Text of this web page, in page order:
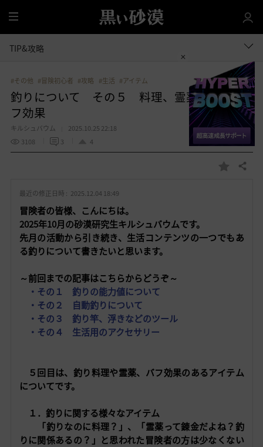
全
体
TIP&攻略
#その他 #冒険初心者 #攻略 #生活 #アイテム
釣りについて その５ 料理、霊薬によるバ
フ効果
キルシュバウム
2025.10.25 22:18
3108
3 4
お 共有する
最近の修正日時 : 2025.12.04 18:49
冒険者の皆様、こんにちは。
2025年10月の砂漠研究生キルシュバウムです。
先月の活動から引き続き、生活コンテンツの一つでもあ
る釣りについて書きたいと思います。
～前回までの記事はこちらからどうぞ～
・その１ 釣りの能力値について
・その２ 自動釣りについて
・その３ 釣り竿、浮きなどのツール
・その４ 生活用のアクセサリー
５回目は、釣り料理や霊薬、バフ効果のあるアイテム
についてです。
１．釣りに関する様々なアイテム
「釣りなのに料理？」、「霊薬って錬金だよね？釣
りに関係あるの？」と思われた冒険者の方は少なくない